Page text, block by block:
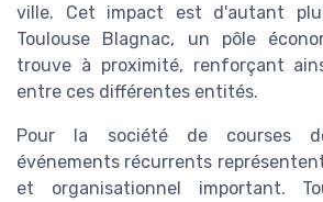
ville. Cet impact est d'autant
Toulouse Blagnac, un pôle
trouve à proximité, renforçant
entre ces différentes entités.
Pour la société de courses
événements récurrents
et organisationnel important.